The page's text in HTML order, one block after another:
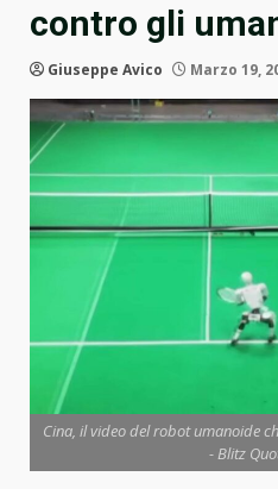
contro gli
Giuseppe Avico Marzo 19,
Cina, il video del robot umanoide
- Blitz